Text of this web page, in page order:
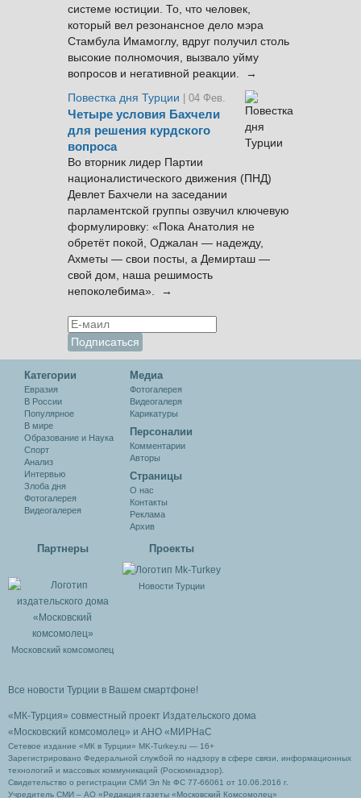
системе юстиции. То, что человек,
который вел резонансное дело мэра
Стамбула Имамоглу, вдруг получил столь
высокие полномочия, вызвало уйму
вопросов и негативной реакции. →
Повестка дня Турции
| 04 Фев.
Четыре условия Бахчели
для решения курдского
вопроса
Во вторник лидер Партии
националистического движения (ПНД)
Девлет Бахчели на заседании
парламентской группы озвучил ключевую
формулировку: «Пока Анатолия не
обретёт покой, Оджалан — надежду,
Ахметы — свои посты, а Демирташ —
свой дом, наша решимость
непоколебима». →
Категории
Евразия
В России
Популярное
В мире
Образование и Наука
Спорт
Анализ
Интервью
Злоба дня
Фотогалерея
Видеогалерея
Медиа
Фотогалерея
Видеогалеря
Карикатуры
Персоналии
Комментарии
Авторы
Cтраницы
О нас
Контакты
Реклама
Архив
Партнеры
Московский комсомолец
Проекты
Новости Турции
Все новости Турции в Вашем смартфоне!
«МК-Турция» совместный проект Издательского дома
«Московский комсомолец» и АНО «МИРНаС
Сетевое издание «МК в Турции» MK-Turkey.ru — 16+
Зарегистрировано Федеральной службой по надзору в сфере связи, информационных
технологий и массовых коммуникаций (Роскомнадзор).
Свидетельство о регистрации СМИ Эл № ФС 77-66061 от 10.06.2016 г.
Учредитель СМИ – АО «Редакция газеты «Московский Комсомолец»